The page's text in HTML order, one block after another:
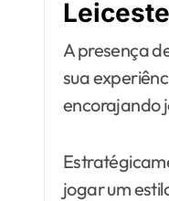
A presença
sua
encorajando
jogar um